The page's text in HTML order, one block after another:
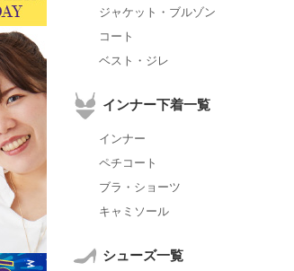
ジャケット・ブルゾン
コート
ベスト・ジレ
インナー下着一覧
インナー
ペチコート
ブラ・ショーツ
キャミソール
シューズ一覧